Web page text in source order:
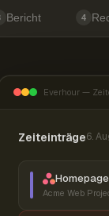
Bericht 4
Everhour —
Zeiteinträge6.
Acme Web